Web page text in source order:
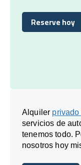
Reserve hoy
Reserve hoy
Alquiler privado
servicios de
tenemos todo.
nosotros hoy